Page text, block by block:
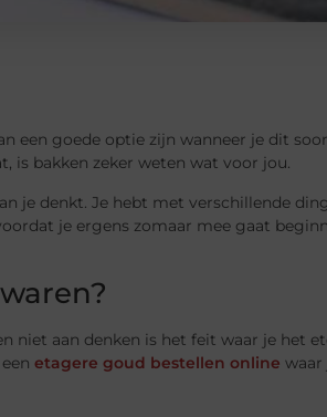
een goede optie zijn wanneer je dit
is bakken zeker weten wat voor jou.
je denkt. Je hebt met verschillende
je ergens zomaar mee gaat
niet aan denken is het feit waar je het
etagere goud bestellen online waar